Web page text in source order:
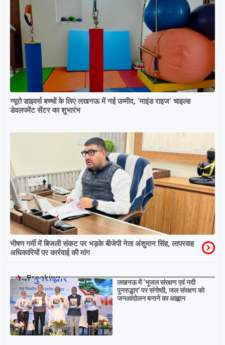
न्यूरो डाइवर्स बच्चों के लिए लखनऊ में नई उम्मीद, ‘माइंड राइज’ चाइल्ड
डेवलपमेंट सेंटर का शुभारंभ
भीषण गर्मी में बिजली संकट पर भड़के बीजेपी नेता अंशुमान सिंह, लापरवाह
अधिकारियों पर कार्रवाई की मांग
Breaking
लखनऊ में ‘भूजल संरक्षण एवं नदी
पुनरुद्धार’ पर संगोष्ठी, जल संरक्षण को
जनआंदोलन बनाने का आह्वान